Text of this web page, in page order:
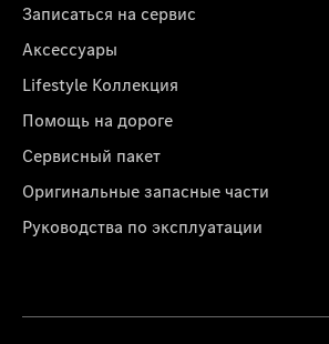
Записаться на сервис
Аксессуары
Lifestyle Коллекция
Помощь на дороге
Сервисный пакет
Оригинальные запасные части
Руководства по эксплуатации